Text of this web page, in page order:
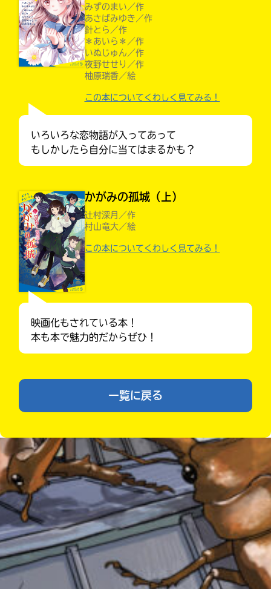
Loading.
みんなの絵が
見られる
ギャラリー
みずのまい／作
あさばみゆき／作
針とら／作
＊あいら＊／作
いぬじゅん／作
夜野せせり／作
柚原瑞香／絵
この本についてくわしく見てみる！
いろいろな恋物語が入ってあって
もしかしたら自分に当てはまるかも？
かがみの孤城（上）
辻村深月／作
村山竜大／絵
この本についてくわしく見てみる！
映画化もされている本！
本も本で魅力的だからぜひ！
一覧に戻る
い
え
力
ー
る
の
一
度
認
し
て
み
て
戻